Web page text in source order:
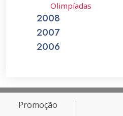
Olimpíadas
2008
2007
2006
Promoção